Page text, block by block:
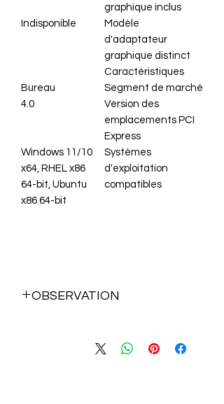
graphique inclus
Modèle
d'adaptateur
graphique distinct
Indisponible
Caractéristiques
Segment de marché
Bureau
Version des
emplacements PCI
Express
4.0
Systèmes
d'exploitation
compatibles
Windows 11/10
x64, RHEL x86
64-bit, Ubuntu
x86 64-bit
OBSERVATION